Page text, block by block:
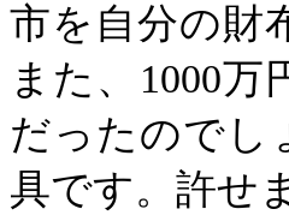
市を自分の財
また、 1000
だったのでし
具です。許せ